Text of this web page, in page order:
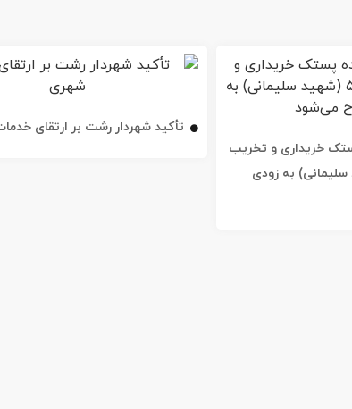
خریداری و تخریب
ژ۵ (شهید سلیمانی) به زودی
تأکید شهردار رشت بر ارتقای